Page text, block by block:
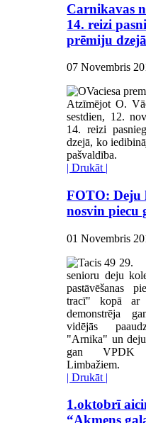
Carnikavas
14. reizi
prēmiju dzejā
07 Novembris
Atzīmējot O.
sestdien, 12.
14. reizi
dzejā, ko
pašvaldība.
| Drukāt |
FOTO: Deju
nosvin piecu
01 Novembris
29.
senioru deju
pastāvēšanas
tracī" kopā ar
demonstrēja
vidējās
"Arnika" un
gan VPDK
Limbažiem.
| Drukāt |
1.oktobrī